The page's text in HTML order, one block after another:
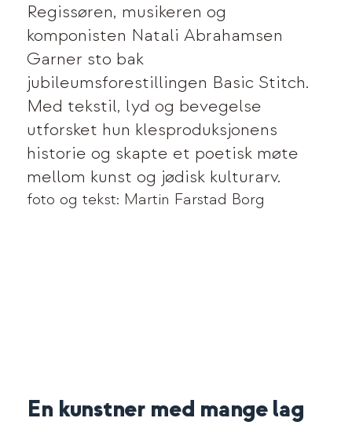
Regissøren, musikeren og
komponisten Natali Abrahamsen
Garner sto bak
jubileumsforestillingen Basic Stitch.
Med tekstil, lyd og bevegelse
utforsket hun klesproduksjonens
historie og skapte et poetisk møte
mellom kunst og jødisk kulturarv.
foto og tekst: Martin Farstad Borg
En kunstner med mange lag